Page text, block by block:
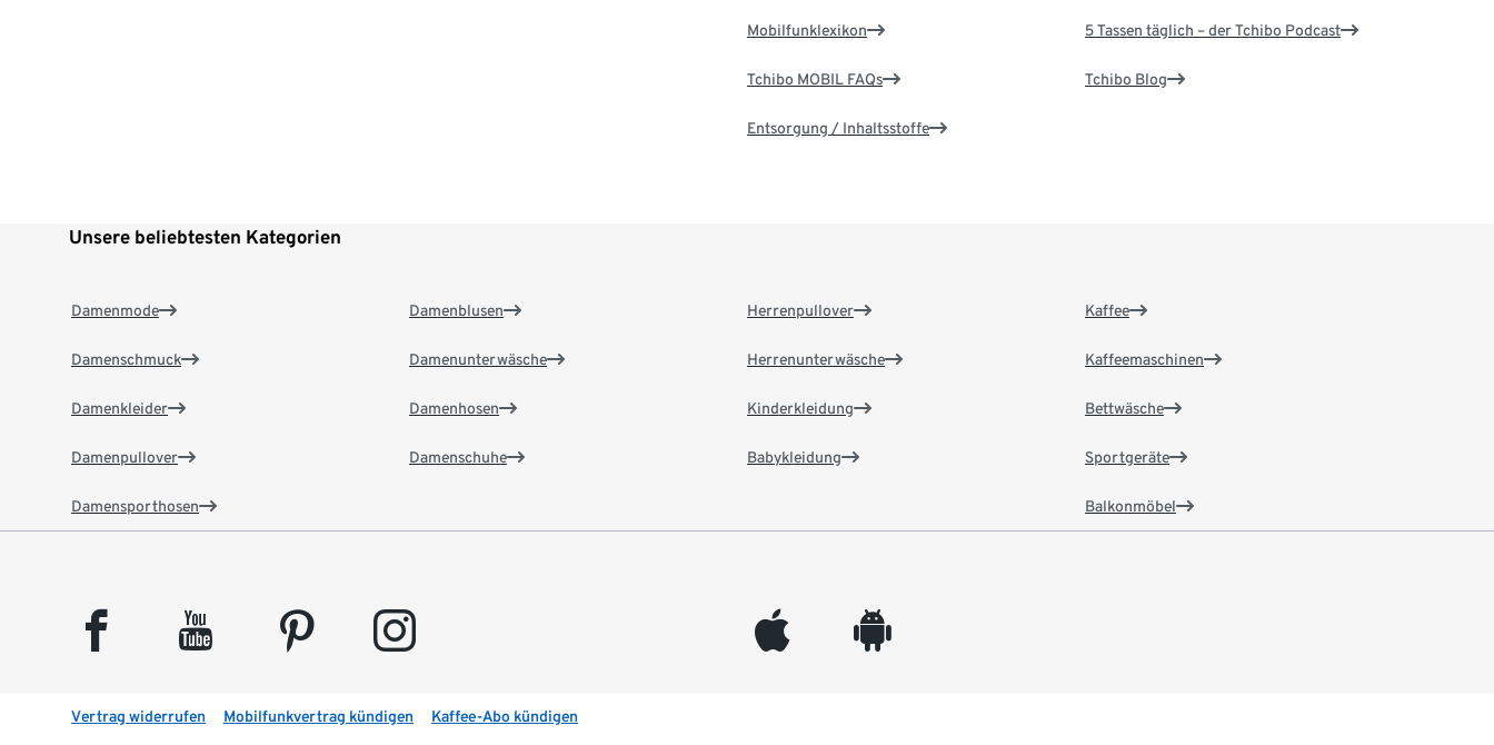
Mobilfunklexikon
Tchibo MOBIL FAQs
Entsorgung / Inhaltsstoffe
5 Tassen täglich – der Tchibo Podcast
Tchibo Blog
Unsere beliebtesten Kategorien
Damenmode
Damenschmuck
Damenkleider
Damenpullover
Damensporthosen
Damenblusen
Damenunterwäsche
Damenhosen
Damenschuhe
Herrenpullover
Herrenunterwäsche
Kinderkleidung
Babykleidung
Kaffee
Kaffeemaschinen
Bettwäsche
Sportgeräte
Balkonmöbel
facebook youtube pinterest instagram appleinc android
Vertrag widerrufen Mobilfunkvertrag kündigen Kaffee-Abo kündigen